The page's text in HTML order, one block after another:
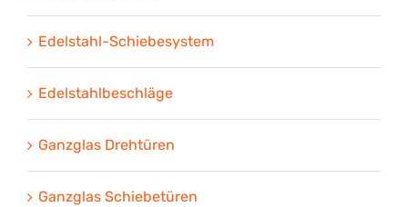
Edelstahl-Schiebesystem
Edelstahlbeschläge
Ganzglas Drehtüren
Ganzglas Schiebetüren